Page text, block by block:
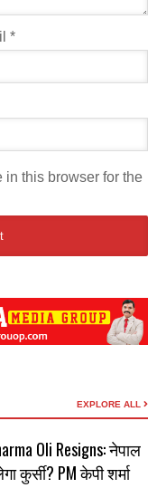
*
in this browser for the
EXPLORE ALL
Oli Resigns: नेपाल
कुर्सी? PM केपी शर्मा